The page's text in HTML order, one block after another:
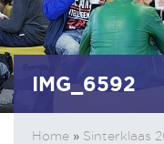
IMG_6592
Home » Sinterklaas